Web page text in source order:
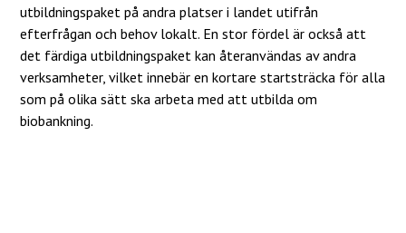
utbildningspaket på andra platser i landet utifrån
efterfrågan och behov lokalt. En stor fördel är också att
det färdiga utbildningspaket kan återanvändas av andra
verksamheter, vilket innebär en kortare startsträcka för alla
som på olika sätt ska arbeta med att utbilda om
biobankning.